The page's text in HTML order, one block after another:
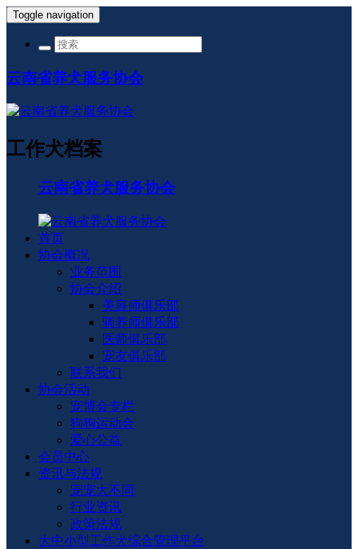
Toggle navigation
云南省养犬服务协会
工作犬档案
云南省养犬服务协会
首页
协会概况
业务范围
协会介绍
美容师俱乐部
驯养师俱乐部
医师俱乐部
宠友俱乐部
联系我们
协会活动
宠博会专栏
狗狗运动会
爱心公益
会员中心
资讯与法规
宠宠大不同
行业资讯
政策法规
大中小型工作犬综合管理平台